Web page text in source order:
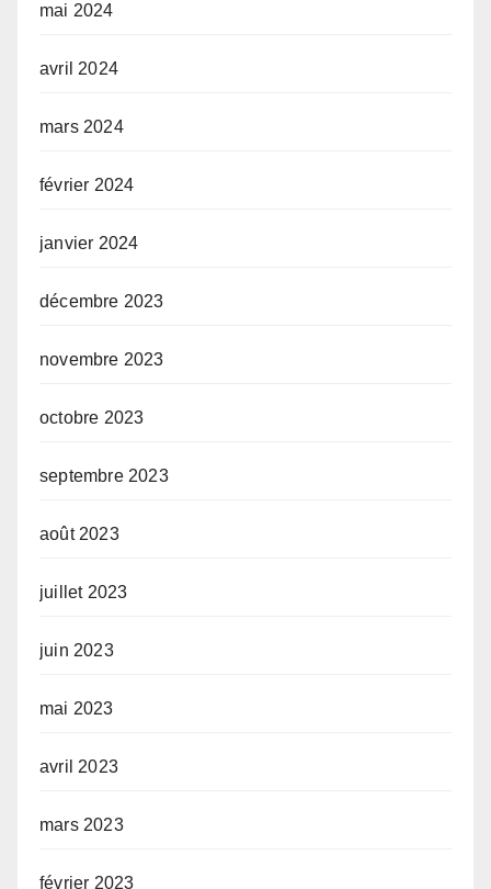
mai 2024
avril 2024
mars 2024
février 2024
janvier 2024
décembre 2023
novembre 2023
octobre 2023
septembre 2023
août 2023
juillet 2023
juin 2023
mai 2023
avril 2023
mars 2023
février 2023